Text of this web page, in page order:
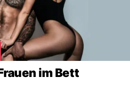
im Bett